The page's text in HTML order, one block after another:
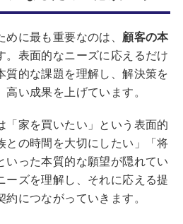
めに最も重要なのは、 顧客の本
。表面的なニーズに応えるだけ
質的な課題を理解し、解決策を
い成果を上げています。
「家を買いたい」という表面的
との時間を大切にしたい」「将
いった本質的な願望が隠れてい
ーズを理解し、それに応える提
につながっていきます。